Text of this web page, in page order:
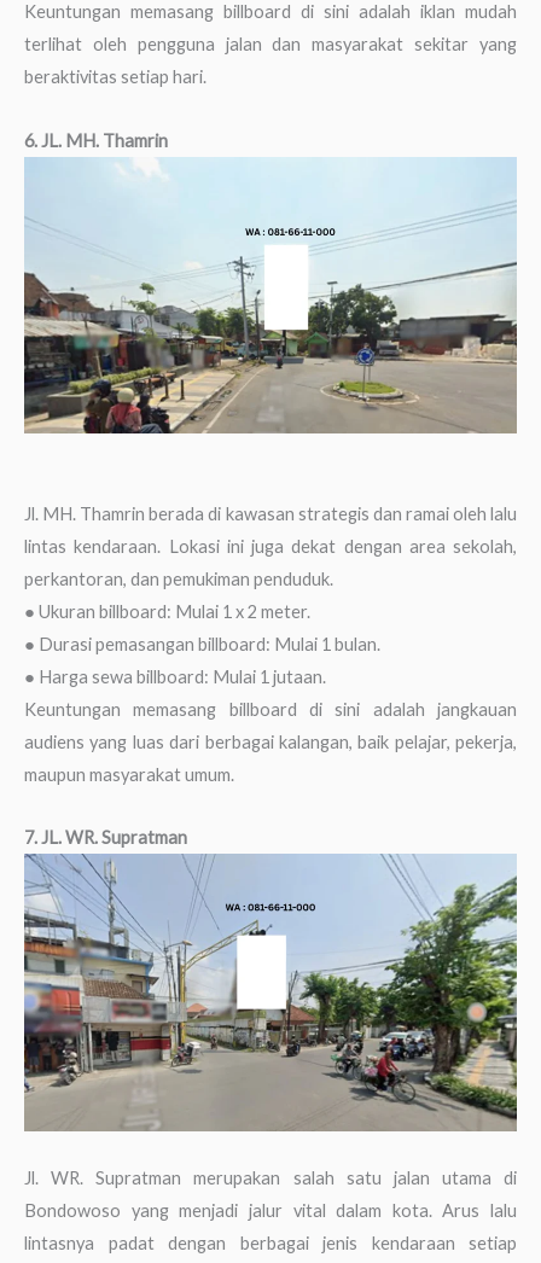
Keuntungan memasang billboard di sini adalah iklan mudah
terlihat oleh pengguna jalan dan masyarakat sekitar yang
beraktivitas setiap hari.
6. JL. MH. Thamrin
Jl. MH. Thamrin berada di kawasan strategis dan ramai oleh lalu
lintas kendaraan. Lokasi ini juga dekat dengan area sekolah,
perkantoran, dan pemukiman penduduk.
● Ukuran billboard: Mulai 1 x 2 meter.
● Durasi pemasangan billboard: Mulai 1 bulan.
● Harga sewa billboard: Mulai 1 jutaan.
Keuntungan memasang billboard di sini adalah jangkauan
audiens yang luas dari berbagai kalangan, baik pelajar, pekerja,
maupun masyarakat umum.
7. JL. WR. Supratman
Jl. WR. Supratman merupakan salah satu jalan utama di
Bondowoso yang menjadi jalur vital dalam kota. Arus lalu
lintasnya padat dengan berbagai jenis kendaraan setiap